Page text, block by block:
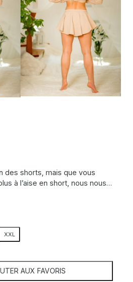
des shorts, mais que vous
à l’aise en short, nous nous…
XXL
AUX FAVORIS